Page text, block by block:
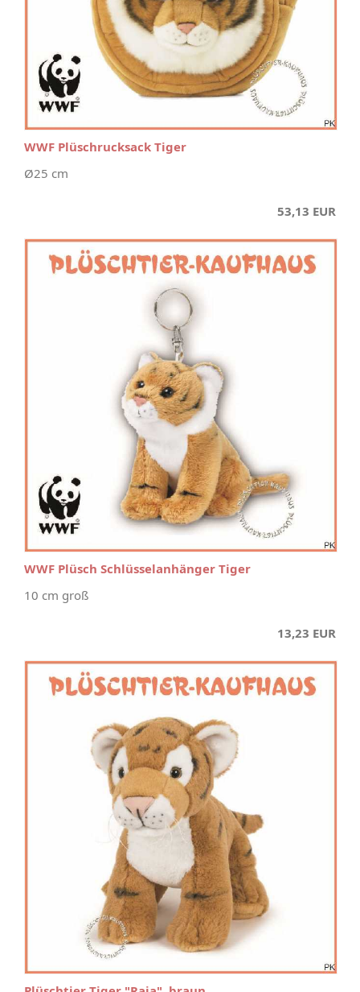
WWF Plüschrucksack Tiger
Ø25 cm
53,13 EUR
WWF Plüsch Schlüsselanhänger Tiger
10 cm groß
13,23 EUR